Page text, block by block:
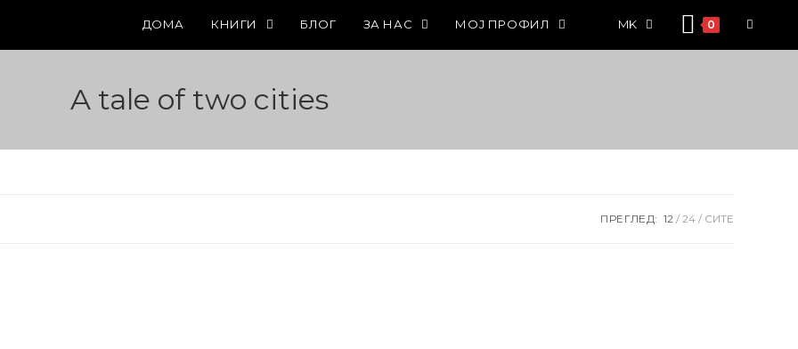
ДОМА КНИГИ БЛОГ ЗА НАС МОЈ ПРОФИЛ MK 0
A tale of two cities
ПРЕГЛЕД: 12 24 СИТЕ